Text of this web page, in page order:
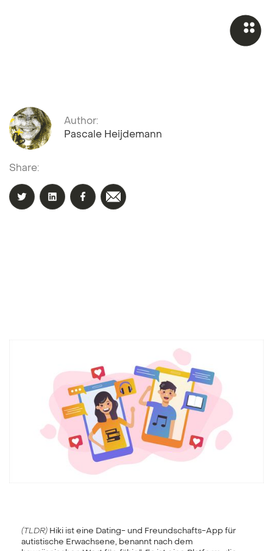
Author:
Pascale Heijdemann
Share:
(TLDR) Hiki ist eine Dating- und Freundschafts-App für
autistische Erwachsene, benannt nach dem